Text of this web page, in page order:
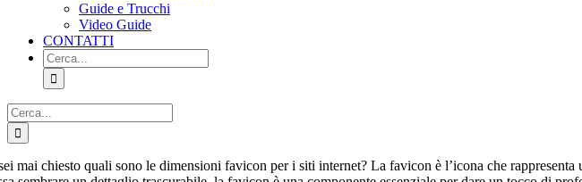
Guide e Trucchi
Video Guide
CONTATTI
Cerca
per:
Cerca
per:
mai chiesto quali sono le dimensioni favicon per i siti internet? La favicon è l’icona che